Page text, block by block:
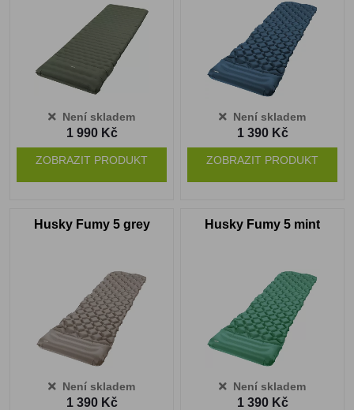
Není skladem
1 990 Kč
ZOBRAZIT PRODUKT
Není skladem
1 390 Kč
ZOBRAZIT PRODUKT
Husky Fumy 5 grey
Není skladem
1 390 Kč
Husky Fumy 5 mint
Není skladem
1 390 Kč